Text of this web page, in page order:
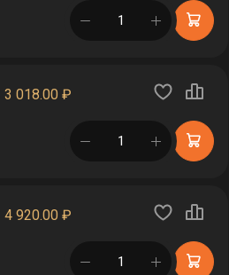
в корзине
3 018.00 ₽
в корзине
4 920.00 ₽
в корзине